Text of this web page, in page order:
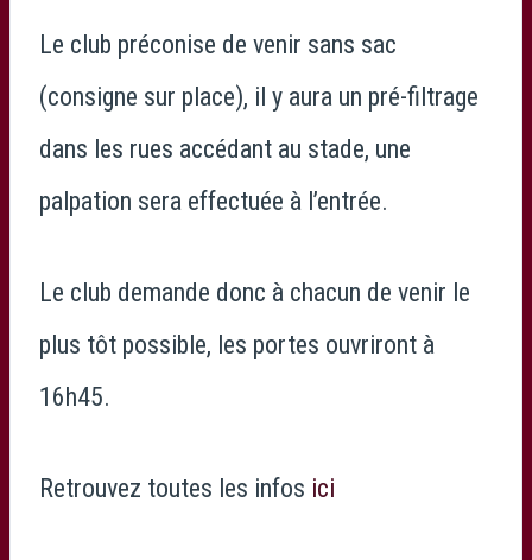
Le club préconise de venir sans sac
(consigne sur place), il y aura un pré-filtrage
dans les rues accédant au stade, une
palpation sera effectuée à l’entrée.
Le club demande donc à chacun de venir le
plus tôt possible, les portes ouvriront à
16h45.
Retrouvez toutes les infos ici